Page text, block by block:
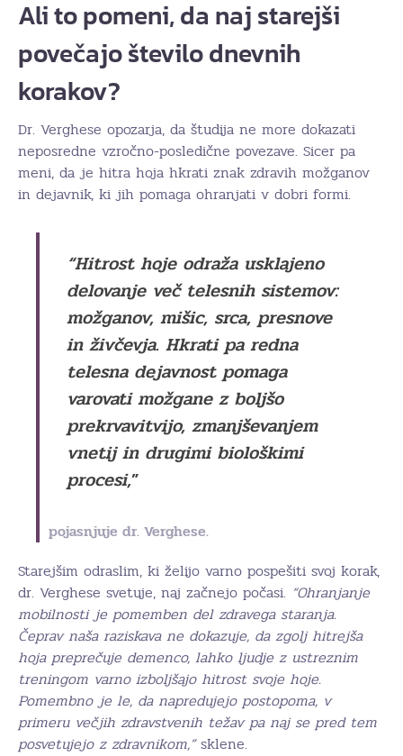
Ali to pomeni, da naj starejši
povečajo število dnevnih
korakov?
Dr. Verghese opozarja, da študija ne more dokazati
neposredne vzročno-posledične povezave. Sicer pa
meni, da je hitra hoja hkrati znak zdravih možganov
in dejavnik, ki jih pomaga ohranjati v dobri formi.
“Hitrost hoje odraža usklajeno
delovanje več telesnih sistemov:
možganov, mišic, srca, presnove
in živčevja. Hkrati pa redna
telesna dejavnost pomaga
varovati možgane z boljšo
prekrvavitvijo, zmanjševanjem
vnetij in drugimi biološkimi
procesi,”
pojasnjuje dr. Verghese.
Starejšim odraslim, ki želijo varno pospešiti svoj korak,
dr. Verghese svetuje, naj začnejo počasi. “Ohranjanje
mobilnosti je pomemben del zdravega staranja.
Čeprav naša raziskava ne dokazuje, da zgolj hitrejša
hoja preprečuje demenco, lahko ljudje z ustreznim
treningom varno izboljšajo hitrost svoje hoje.
Pomembno je le, da napredujejo postopoma, v
primeru večjih zdravstvenih težav pa naj se pred tem
posvetujejo z zdravnikom,”sklene.